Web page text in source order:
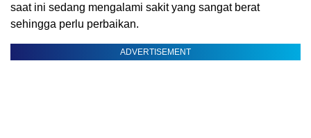
saat ini sedang mengalami sakit yang sangat berat
sehingga perlu perbaikan.
ADVERTISEMENT